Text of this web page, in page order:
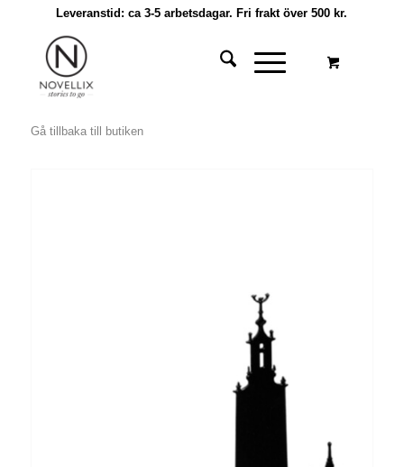
Leveranstid: ca 3-5 arbetsdagar. Fri frakt över 500 kr.
Gå tillbaka till butiken